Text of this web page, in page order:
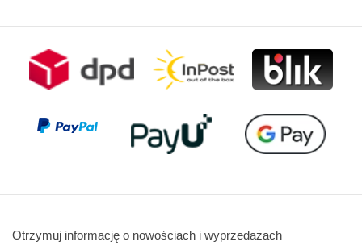
Otrzymuj informację o nowościach i wyprzedażach